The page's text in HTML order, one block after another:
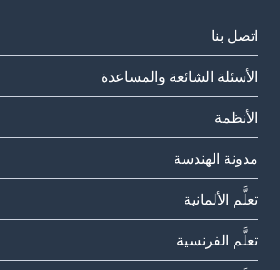
اتصل بنا
الأسئلة الشائعة والمساعدة
الأنظمة
مدونة الهندسة
تعلَّم الألمانية
تعلَّم الفرنسية